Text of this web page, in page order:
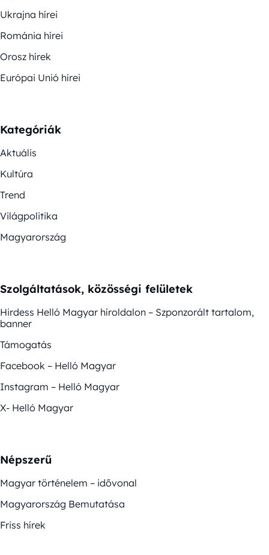
Ukrajna hírei
Románia hírei
Orosz hírek
Európai Unió hírei
Kategóriák
Aktuális
Kultúra
Trend
Világpolitika
Magyarország
Szolgáltatások, közösségi felületek
Hirdess Helló Magyar híroldalon – Szponzorált tartalom,
banner
Támogatás
Facebook – Helló Magyar
Instagram – Helló Magyar
X- Helló Magyar
Népszerű
Magyar történelem – idővonal
Magyarország Bemutatása
Friss hírek